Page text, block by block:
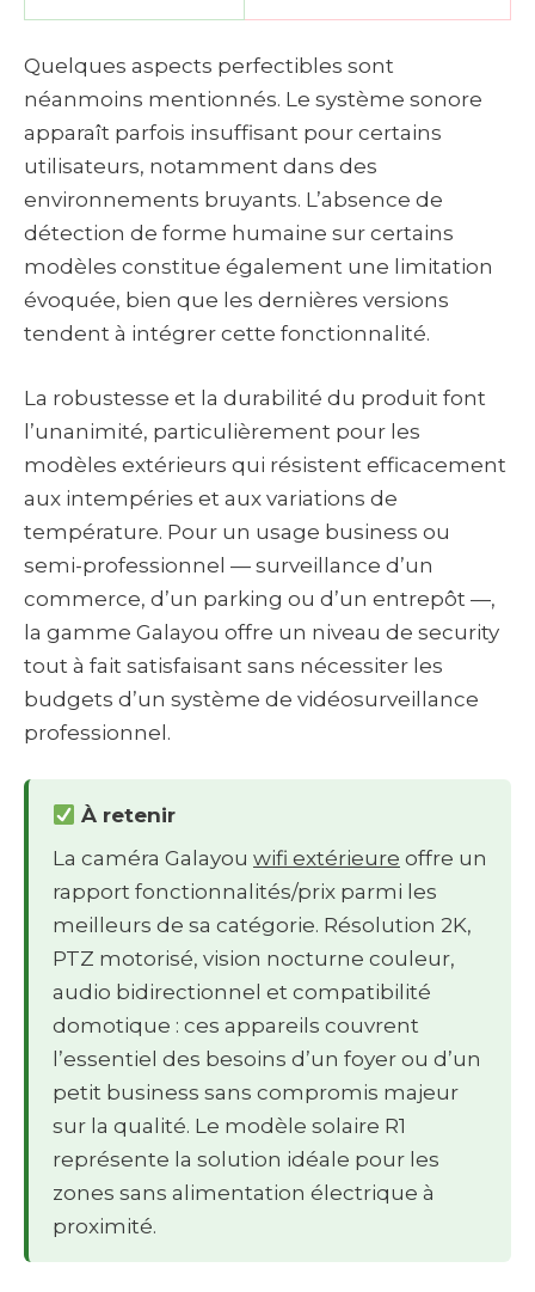
Quelques aspects perfectibles sont
néanmoins mentionnés. Le système sonore
apparaît parfois insuffisant pour certains
utilisateurs, notamment dans des
environnements bruyants. L’absence de
détection de forme humaine sur certains
modèles constitue également une limitation
évoquée, bien que les dernières versions
tendent à intégrer cette fonctionnalité.
La robustesse et la durabilité du produit font
l’unanimité, particulièrement pour les
modèles extérieurs qui résistent efficacement
aux intempéries et aux variations de
température. Pour un usage business ou
semi-professionnel — surveillance d’un
commerce, d’un parking ou d’un entrepôt —,
la gamme Galayou offre un niveau de security
tout à fait satisfaisant sans nécessiter les
budgets d’un système de vidéosurveillance
professionnel.
À retenir
La caméra Galayou wifi extérieure offre un
rapport fonctionnalités/prix parmi les
meilleurs de sa catégorie. Résolution 2K,
PTZ motorisé, vision nocturne couleur,
audio bidirectionnel et compatibilité
domotique : ces appareils couvrent
l’essentiel des besoins d’un foyer ou d’un
petit business sans compromis majeur
sur la qualité. Le modèle solaire R1
représente la solution idéale pour les
zones sans alimentation électrique à
proximité.